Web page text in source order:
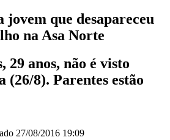
que desapareceu
na Asa Norte
29 anos, não é visto
(26/8). Parentes estão
27/08/2016 19:09